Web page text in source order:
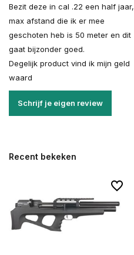
Bezit deze in cal .22 een half jaar,
max afstand die ik er mee
geschoten heb is 50 meter en dit
gaat bijzonder goed.
Degelijk product vind ik mijn geld
waard
Schrijf je eigen review
Recent bekeken